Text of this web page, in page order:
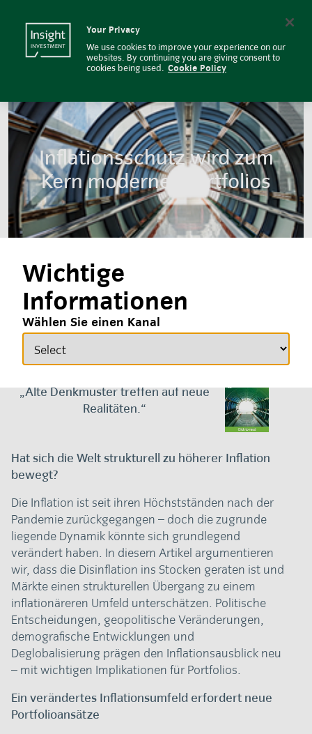
Inflationsschutz wird zum
Wichtige
Informationen
Wählen Sie einen Kanal
Inflationsschutz wird zum
Kern moderner Portfolios
01. Juni 2026 Fixed Income
„Alte Denkmuster treffen auf neue
Realitäten.“
Hat sich die Welt strukturell zu höherer Inflation
bewegt?
Die Inflation ist seit ihren Höchstständen nach der
Pandemie zurückgegangen – doch die zugrunde
liegende Dynamik könnte sich grundlegend
verändert haben. In diesem Artikel argumentieren
wir, dass die Disinflation ins Stocken geraten ist und
Märkte einen strukturellen Übergang zu einem
inflationäreren Umfeld unterschätzen. Politische
Entscheidungen, geopolitische Veränderungen,
demografische Entwicklungen und
Deglobalisierung prägen den Inflationsausblick neu
– mit wichtigen Implikationen für Portfolios.
Ein verändertes Inflationsumfeld erfordert neue
Portfolioansätze
Your Privacy
We use cookies to improve your experience on our
websites. By continuing you are giving consent to
cookies being used. Cookie Policy